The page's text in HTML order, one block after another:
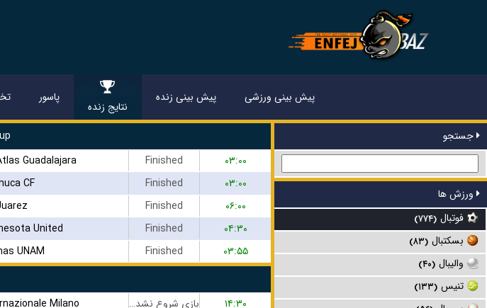
پیش بینی ورزشی پیش بینی زنده
نتایج زنده
پاسور
جستجو
ورزش ها
فوتبال (۷۷۴)
بسکتبال (۸۳)
والیبال (۴۰)
تنیس (۱۳۳)
Guadalajara Finished
۰۳:۰۰
CF Finished
۰۳:۰۰
Finished
۰۶:۰۰
United Finished
۰۴:۳۰
UNAM Finished
۰۳:۵۵
Milano بازی شروع نشده است
۱۴:۳۰